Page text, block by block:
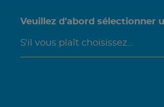
Veuillez d'abord sélectionner